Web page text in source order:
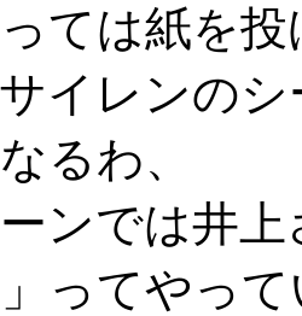
ては紙を
イレンの
るわ、
ンでは井
ってやっ